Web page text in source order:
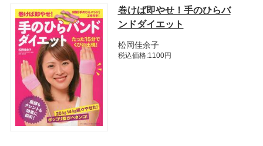
巻けば即やせ！手のひらバ
ンドダイエット
松岡佳余子
税込価格:1100円